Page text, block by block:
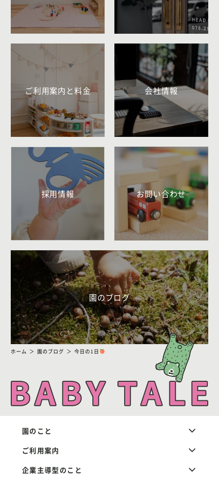
ご利用案内と料金 会社情報
採用情報 お問い合わせ
園のブログ
ホーム 園のブログ 今日の1日
園のこと
ご利用案内
企業主導型のこと